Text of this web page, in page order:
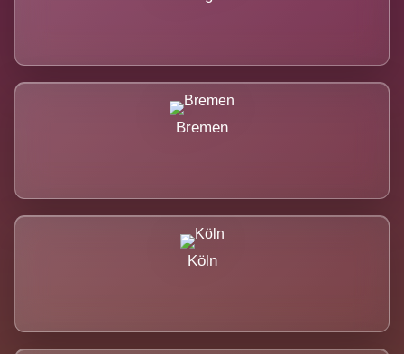
Bremen
Köln